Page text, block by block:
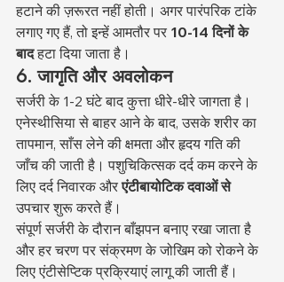
हटाने की ज़रूरत नहीं होती। अगर पारंपरिक टांके
लगाए गए हैं, तो इन्हें आमतौर पर 10-14 दिनों के
बाद हटा दिया जाता है।
6. जागृति और अवलोकन
सर्जरी के 1-2 घंटे बाद कुत्ता धीरे-धीरे जागता है।
एनेस्थीसिया से बाहर आने के बाद, उसके शरीर का
तापमान, साँस लेने की क्षमता और हृदय गति की
जाँच की जाती है। पशुचिकित्सक दर्द कम करने के
लिए दर्द निवारक और एंटीबायोटिक दवाओं से
उपचार शुरू करते हैं।
संपूर्ण सर्जरी के दौरान बाँझपन बनाए रखा जाता है
और हर चरण पर संक्रमण के जोखिम को रोकने के
लिए एंटीसेप्टिक प्रक्रियाएं लागू की जाती हैं।